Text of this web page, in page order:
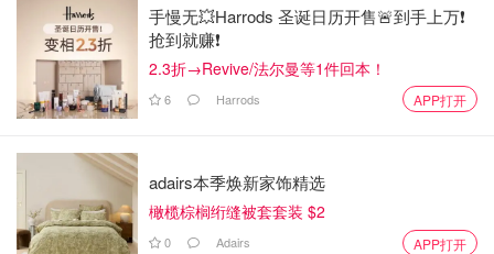
手慢无💥Harrods 圣诞日历开售🚨到手上万❗️
抢到就赚❗️
2.3折→Revive/法尔曼等1件回本！
6 Harrods APP打开
adairs本季焕新家饰精选
橄榄棕榈绗缝被套套装 $2
0 Adairs APP打开